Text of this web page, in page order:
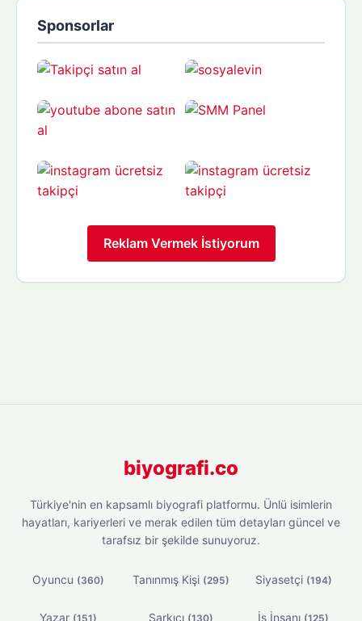
Sponsorlar
Reklam Vermek İstiyorum
biyografi.co
Türkiye'nin en kapsamlı biyografi platformu. Ünlü isimlerin
hayatları, kariyerleri ve merak edilen tüm detayları güncel ve
tarafsız bir şekilde sunuyoruz.
Oyuncu (360) Tanınmış Kişi (295) Siyasetçi (194)
Yazar (151) Şarkıcı (130) İş İnsanı (125)